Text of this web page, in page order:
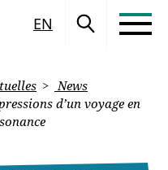
EN
News
d’un voyage en